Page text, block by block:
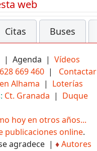
web
Citas Buses
| Agenda | Vídeos
669 460 | Contactar
Alhama | Loterías
Ct. Granada | Duque
hoy en otros años...
publicaciones online.
agradece | ♦Autores